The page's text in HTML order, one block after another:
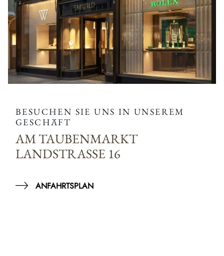
BESUCHEN SIE UNS IN UNSEREM
GESCHÄFT
AM TAUBENMARKT
LANDSTRASSE 16
ANFAHRTSPLAN